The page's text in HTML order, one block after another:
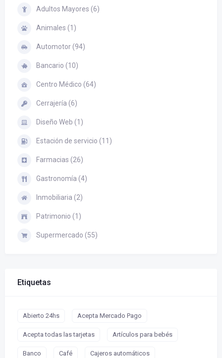
Adultos Mayores (6)
Animales (1)
Automotor (94)
Bancario (10)
Centro Médico (64)
Cerrajería (6)
Diseño Web (1)
Estación de servicio (11)
Farmacias (26)
Gastronomía (4)
Inmobiliaria (2)
Patrimonio (1)
Supermercado (55)
Etiquetas
Abierto 24hs Acepta Mercado Pago
Acepta todas las tarjetas Artículos para bebés
Banco Café Cajeros automáticos